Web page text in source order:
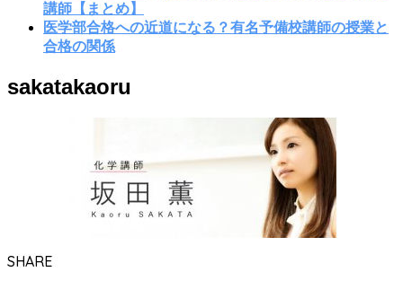
講師【まとめ】
医学部合格への近道になる？有名予備校講師の授業と
合格の関係
sakatakaoru
SHARE